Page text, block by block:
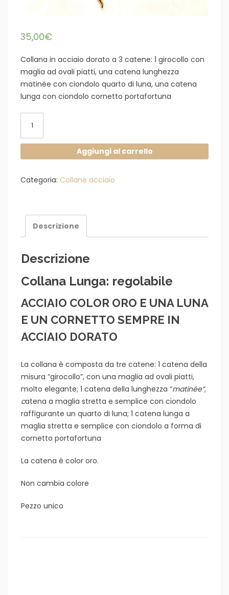
35,00€
Collana in acciaio dorato a 3 catene: 1 girocollo con
maglia ad ovali piatti, una catena lunghezza
matinée con ciondolo quarto di luna, una catena
lunga con ciondolo cornetto portafortuna
acciaio
dorato
catene
cornetto
Aggiungi al carrello
Categoria: Collane acciaio
Descrizione
Descrizione
Collana Lunga: regolabile
ACCIAIO COLOR ORO E UNA LUNA
E UN CORNETTO SEMPRE IN
ACCIAIO DORATO
La collana è composta da tre catene: 1 catena della
misura “girocollo”, con una maglia ad ovali piatti,
molto elegante; 1 catena della lunghezza “matinée”,
catena a maglia stretta e semplice con ciondolo
raffigurante un quarto di luna; 1 catena lunga a
maglia stretta e semplice con ciondolo a forma di
cornetto portafortuna
La catena è color oro.
Non cambia colore
Pezzo unico